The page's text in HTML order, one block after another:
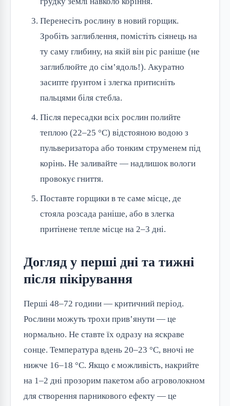
Перенесіть рослину в новий горщик.
Зробіть заглиблення, помістіть сіянець на
ту саму глибину, на якій він ріс раніше (не
заглиблюйте до сім’ядоль!). Акуратно
засипте ґрунтом і злегка притисніть
пальцями біля стебла.
Після пересадки всіх рослин полийте
теплою (22–25 °C) відстояною водою з
пульверизатора або тонким струменем під
корінь. Не заливайте — надлишок вологи
провокує гниття.
Поставте горщики в те саме місце, де
стояла розсада раніше, або в злегка
притінене тепле місце на 2–3 дні.
Догляд у перші дні та тижні
після пікірування
Перші 48–72 години — критичний період.
Рослини можуть трохи прив’янути — це
нормально. Не ставте їх одразу на яскраве
сонце. Температура вдень 20–23 °C, вночі не
нижче 16–18 °C. Якщо є можливість, накрийте
на 1–2 дні прозорим пакетом або агроволокном
для створення парникового ефекту — це